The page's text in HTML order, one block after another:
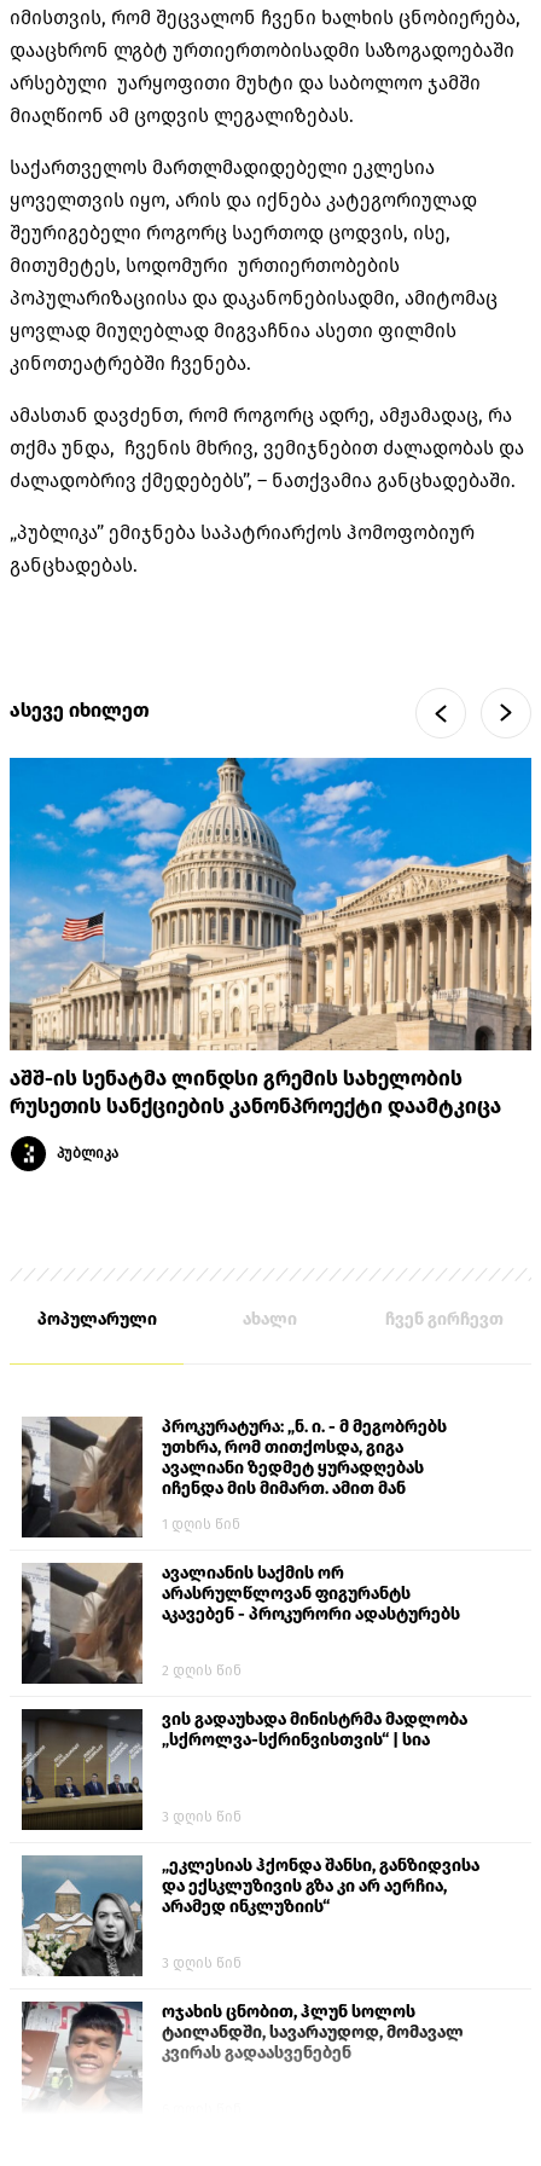
იმისთვის, რომ შეცვალონ ჩვენი ხალხის ცნობიერება,
დააცხრონ ლგბტ ურთიერთობისადმი საზოგადოებაში
არსებული უარყოფითი მუხტი და საბოლოო ჯამში
მიაღწიონ ამ ცოდვის ლეგალიზებას.
საქართველოს მართლმადიდებელი ეკლესია
ყოველთვის იყო, არის და იქნება კატეგორიულად
შეურიგებელი როგორც საერთოდ ცოდვის, ისე,
მითუმეტეს, სოდომური ურთიერთობების
პოპულარიზაციისა და დაკანონებისადმი, ამიტომაც
ყოვლად მიუღებლად მიგვაჩნია ასეთი ფილმის
კინოთეატრებში ჩვენება.
ამასთან დავძენთ, რომ როგორც ადრე, ამჟამადაც, რა
თქმა უნდა, ჩვენის მხრივ, ვემიჯნებით ძალადობას და
ძალადობრივ ქმედებებს”, – ნათქვამია განცხადებაში.
„პუბლიკა” ემიჯნება საპატრიარქოს ჰომოფობიურ
განცხადებას.
ასევე იხილეთ
აშშ-ის სენატმა ლინდსი გრემის სახელობის
რუსეთის სანქციების კანონპროექტი დაამტკიცა
პუბლიკა
პოპულარული ახალი ჩვენ გირჩევთ
პროკურატურა: „ნ. ი. - მ მეგობრებს
უთხრა, რომ თითქოსდა, გიგა
ავალიანი ზედმეტ ყურადღებას
იჩენდა მის მიმართ. ამით მან
თავს დასხმოდა გიგა ავალიანს“
1 დღის წინ
ავალიანის საქმის ორ
არასრულწლოვან ფიგურანტს
აკავებენ - პროკურორი ადასტურებს
2 დღის წინ
ვის გადაუხადა მინისტრმა მადლობა
„სქროლვა-სქრინვისთვის“ | სია
3 დღის წინ
„ეკლესიას ჰქონდა შანსი, განზიდვისა
და ექსკლუზივის გზა კი არ აერჩია,
არამედ ინკლუზიის“
3 დღის წინ
ოჯახის ცნობით, ჰლუნ სოლოს
ტაილანდში, სავარაუდოდ, მომავალ
კვირას გადაასვენებენ